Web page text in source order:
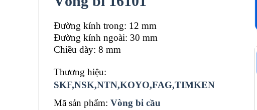
Đường kính trong: 12 mm
Đường kính ngoài: 30 mm
Chiều dày: 8 mm
Thương hiệu:
SKF,NSK,NTN,KOYO,FAG,TIMKEN
Mã sản phẩm: Vòng bi cầu